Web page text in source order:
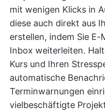
mit wenigen Klicks in
diese auch direkt aus
erstellen, indem Sie E-
Inbox weiterleiten.
Kurs und Ihren
automatische
Terminwarnungen
vielbeschäftigte